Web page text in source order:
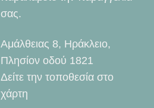
σας.
Αμάλθειας 8, Ηράκλειο,
Πλησίον οδού 1821
Δείτε την τοποθεσία στο
χάρτη